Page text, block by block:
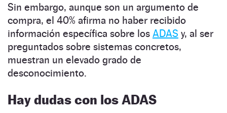
Sin embargo, aunque son un argumento de
compra, el 40% afirma no haber recibido
información específica sobre los ADAS y, al ser
preguntados sobre sistemas concretos,
muestran un elevado grado de
desconocimiento.
Hay dudas con los ADAS